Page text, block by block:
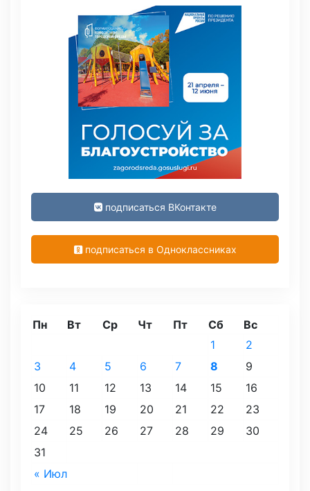
подписаться ВКонтакте
подписаться в Одноклассниках
Пн Вт Ср Чт Пт Сб Вс
« Июл
1
2
3
4 5 6 7 8
9
10
11 12 13 14 15
16
17
18 19 20 21 22
23
24
25 26 27 28 29
30
31